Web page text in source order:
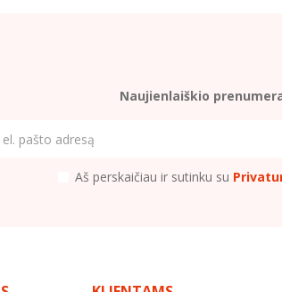
Naujienlaiškio
Aš perskaičiau ir sutinku su